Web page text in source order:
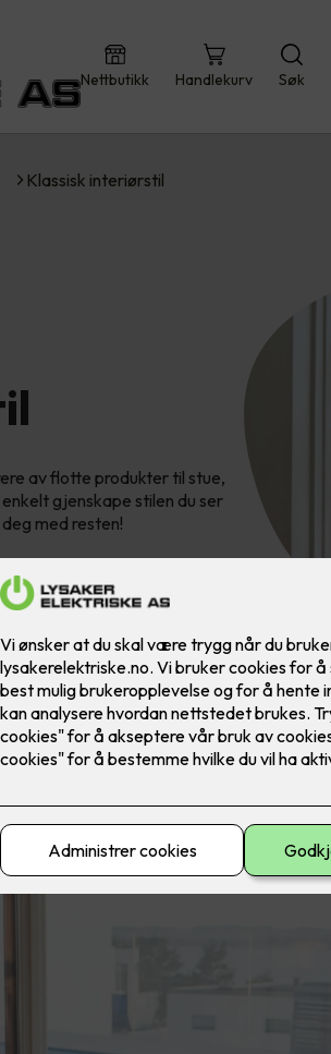
Nettbutikk Handlekurv Søk
Klassisk interiørstil
av flotte produkter til stue,
gjenskape stilen du ser
med resten!